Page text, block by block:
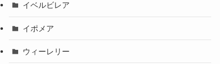
イベルビレア
イポメア
ウィーレリー